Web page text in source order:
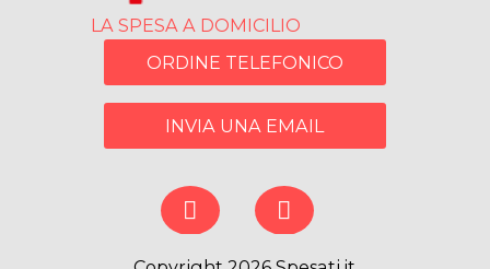
LA SPESA A DOMICILIO
ORDINE TELEFONICO
INVIA UNA EMAIL